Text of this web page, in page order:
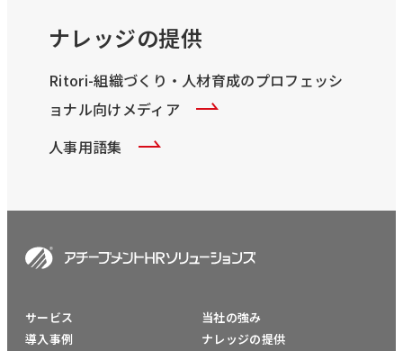
ナレッジの提供
Ritori-組織づくり・人材育成のプロフェッシ
ョナル向けメディア
人事用語集
サービス
導入事例
当社の強み
ナレッジの提供